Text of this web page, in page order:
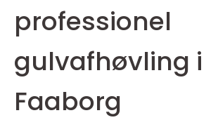
professionel
gulvafhøvling i
Faaborg